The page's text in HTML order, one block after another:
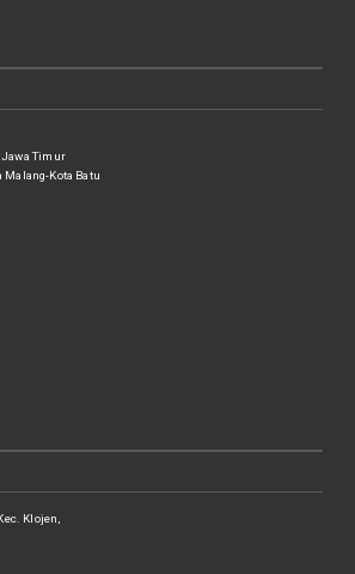
Timur
Malang-Kota Batu
Klojen,